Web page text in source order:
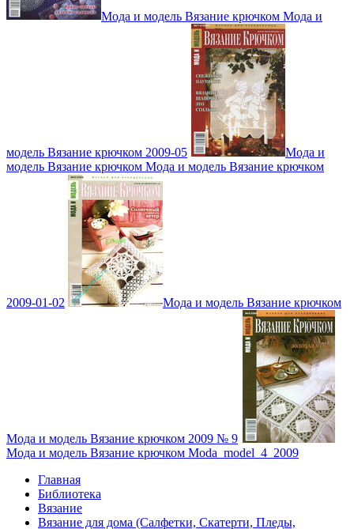
Мода и модель Вязание крючком Мода и
модель Вязание крючком 2009-05
Мода и
модель Вязание крючком Мода и модель Вязание крючком
2009-01-02 Мода и модель Вязание крючком
Мода и модель Вязание крючком 2009 № 9
Мода и модель Вязание крючком Moda_model_4_2009
Главная
Библиотека
Вязание
Вязание для дома (Салфетки, Скатерти, Пледы,